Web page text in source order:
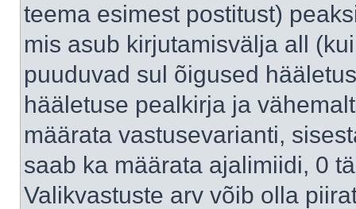
teema esimest postitust)
mis asub kirjutamisvälja all
puuduvad sul õigused
hääletuse pealkirja ja
määrata vastusevarianti,
saab ka määrata ajalimiidi, 0
Valikvastuste arv võib olla